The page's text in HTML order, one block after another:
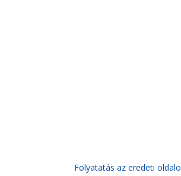
Folyatatás az eredeti